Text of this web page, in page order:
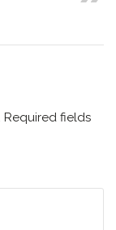
Required fields